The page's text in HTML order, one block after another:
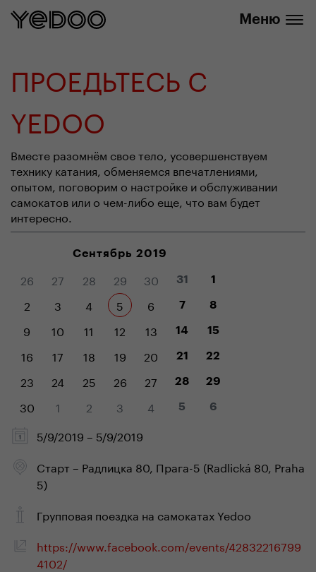
Меню
ПРОЕДЬТЕСЬ С
YEDOO
Вместе разомнём свое тело, усовершенствуем
технику катания, обменяемся впечатлениями,
опытом, поговорим о настройке и обслуживании
самокатов или о чем-либо еще, что вам будет
интересно.
Сентябрь 2019
26 27 28 29 30 31 1
2 3 4 5 6 7 8
9 10 11 12 13 14 15
16 17 18 19 20 21 22
23 24 25 26 27 28 29
30 1 2 3 4 5 6
5/9/2019 – 5/9/2019
Старт – Радлицка 80, Прага-5 (Radlická 80, Praha
5)
Групповая поездка на самокатах Yedoo
https://www.facebook.com/events/42832216799
4102/